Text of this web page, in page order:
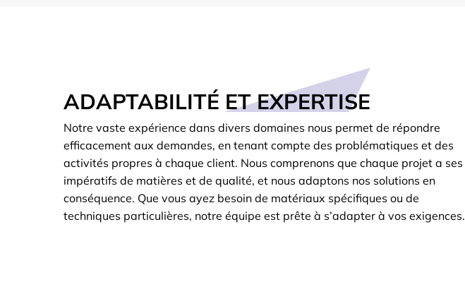
ADAPTABILITÉ ET EXPERTISE
Notre vaste expérience dans divers domaines nous permet de répondre
efficacement aux demandes, en tenant compte des problématiques et des
activités propres à chaque client. Nous comprenons que chaque projet a ses
impératifs de matières et de qualité, et nous adaptons nos solutions en
conséquence. Que vous ayez besoin de matériaux spécifiques ou de
techniques particulières, notre équipe est prête à s’adapter à vos exigences.